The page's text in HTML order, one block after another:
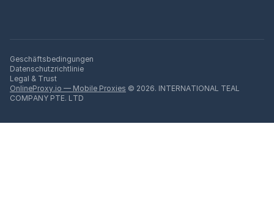
Geschäftsbedingungen
Datenschutzrichtlinie
Legal & Trust
OnlineProxy.io — Mobile Proxies © 2026. INTERNATIONAL TEAL
COMPANY PTE. LTD